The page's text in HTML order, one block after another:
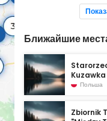
Ближайшие
Kuzawka
Польша
Zbiornik